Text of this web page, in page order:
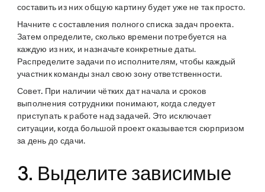
составить из них общую картину будет уже не так просто.
Начните с составления полного списка задач проекта.
Затем определите, сколько времени потребуется на
каждую из них, и назначьте конкретные даты.
Распределите задачи по исполнителям, чтобы каждый
участник команды знал свою зону ответственности.
Совет. При наличии чётких дат начала и сроков
выполнения сотрудники понимают, когда следует
приступать к работе над задачей. Это исключает
ситуации, когда большой проект оказывается сюрпризом
за день до сдачи.
3. Выделите зависимые